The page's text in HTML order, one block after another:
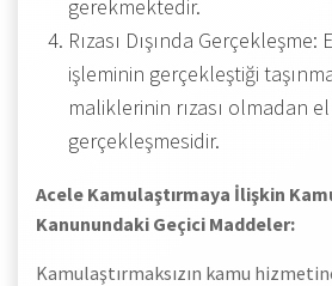
gerekmektedir.
Rızası Dışında Gerçekleşme:
işleminin gerçekleştiği
maliklerinin rızası olmadan
gerçekleşmesidir.
Acele Kamulaştırmaya İlişkin
Kanunundaki Geçici Maddeler:
Kamulaştırmaksızın kamu